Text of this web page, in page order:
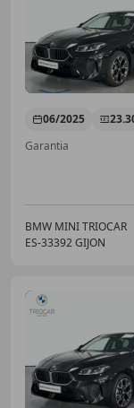
06/2025
Garantia
BMW MINI TRIOCAR
ES-33392 GIJON